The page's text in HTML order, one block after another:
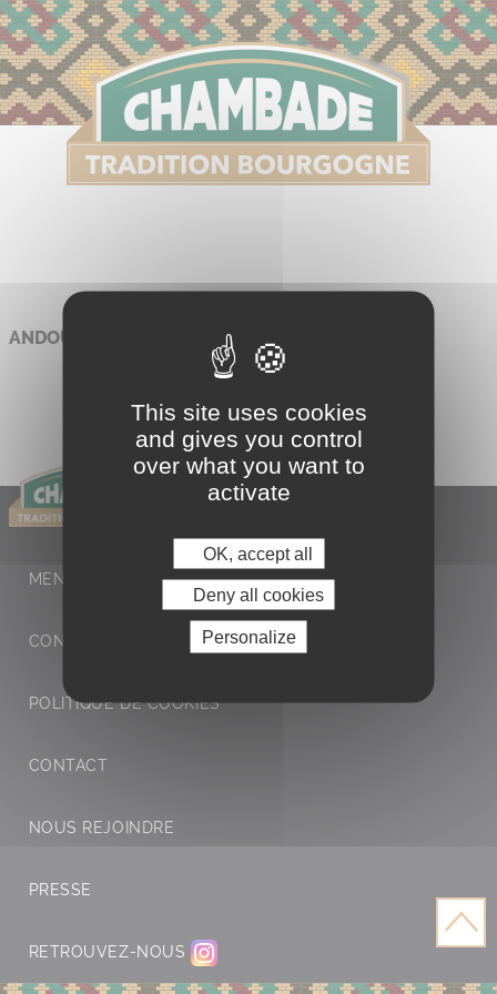
ANDOUILLETTES
MENTIONS LÉGALES ET POLITIQUE DE
CONFIDENTIALITÉ
POLITIQUE DE COOKIES
CONTACT
NOUS REJOINDRE
PRESSE
RETROUVEZ-NOUS
This site uses cookies
and gives you control
over what you want to
activate
OK, accept all
Deny all cookies
Personalize